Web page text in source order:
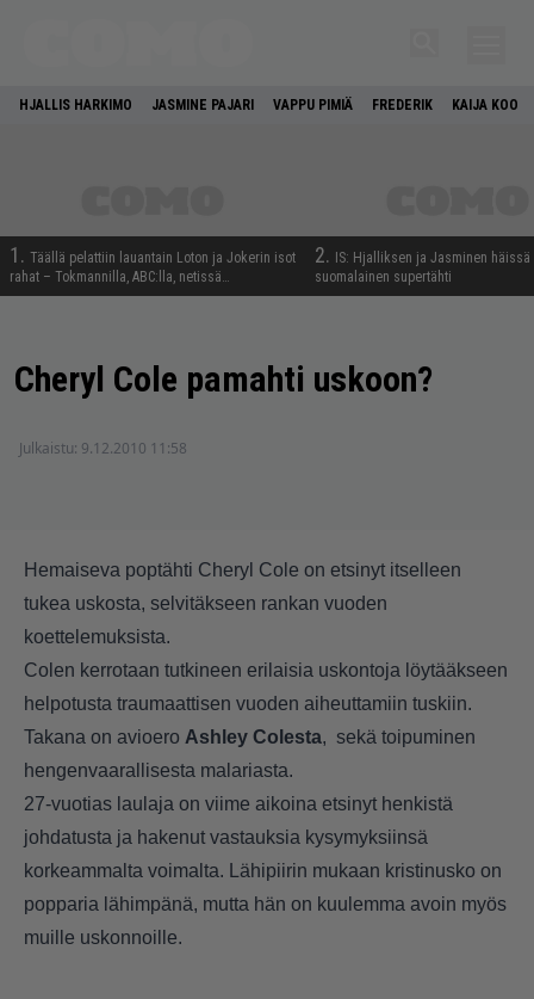
HJALLIS HARKIMO JASMINE PAJARI VAPPU PIMIÄ FREDERIK KAIJA KOO
1. Täällä pelattiin lauantain Loton ja Jokerin isot
rahat – Tokmannilla, ABC:lla, netissä…
2.
IS: Hjalliksen ja Jasminen häissä
suomalainen supertähti
Cheryl Cole pamahti uskoon?
Julkaistu: 9.12.2010 11:58
Hemaiseva poptähti Cheryl Cole on etsinyt itselleen
tukea uskosta, selvitäkseen rankan vuoden
koettelemuksista.
Colen kerrotaan tutkineen erilaisia uskontoja löytääkseen
helpotusta traumaattisen vuoden aiheuttamiin tuskiin.
Takana on avioero Ashley Colesta, sekä toipuminen
hengenvaarallisesta malariasta.
27-vuotias laulaja on viime aikoina etsinyt henkistä
johdatusta ja hakenut vastauksia kysymyksiinsä
korkeammalta voimalta. Lähipiirin mukaan kristinusko on
popparia lähimpänä, mutta hän on kuulemma avoin myös
muille uskonnoille.